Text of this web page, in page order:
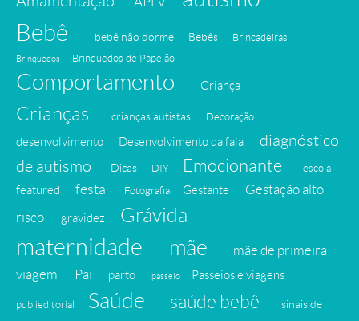
Bebê
bebê não dorme Bebês Brincadeiras
Brinquedos Brinquedos de Papelão
Comportamento Criança
Crianças crianças autistas Decoração
desenvolvimento Desenvolvimento da fala
diagnóstico
de autismo
Dicas DIY Emocionante escola
featured festa Fotografia Gestante
Gestação alto
risco
gravidez Grávida
maternidade mãe
mãe de primeira
viagem
Pai parto passeio Passeios e viagens
publieditorial Saúde saúde bebê sinais de